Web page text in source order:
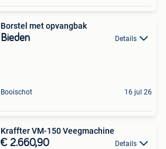
Borstel met opvangbak
Bieden Details
Booischot 16 jul 26
Kraffter VM-150 Veegmachine
€ 2.660,90 Details